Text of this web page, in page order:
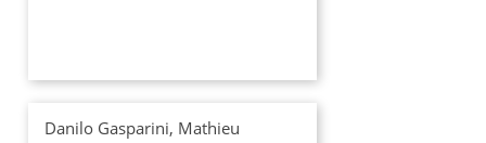
Danilo Gasparini, Mathieu